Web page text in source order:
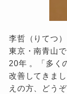
李哲（りてつ）
東京・南青山
20年 。「多く
改善してきま
えの方、どう